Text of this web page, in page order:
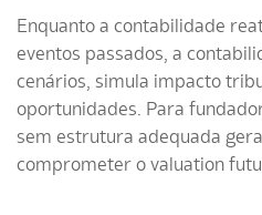
Enquanto a contabilidade
eventos passados, a
cenários, simula impacto
oportunidades. Para
sem estrutura adequada
comprometer o valuation